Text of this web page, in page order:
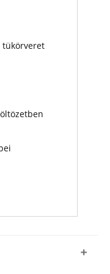
tükörveret